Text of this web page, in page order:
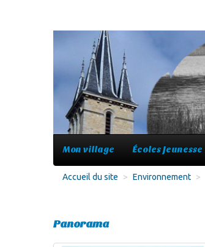
Mon village Écoles Jeunesse
Accueil du site > Environnement >
Panorama